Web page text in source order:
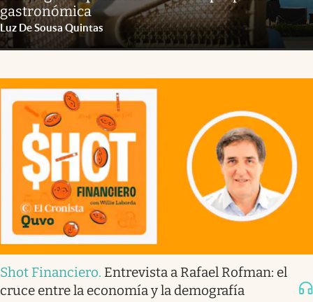
gastronómica
Luz De Sousa Quintas
Shot Financiero. Entrevista a Rafael Rofman: el
cruce entre la economía y la demografía